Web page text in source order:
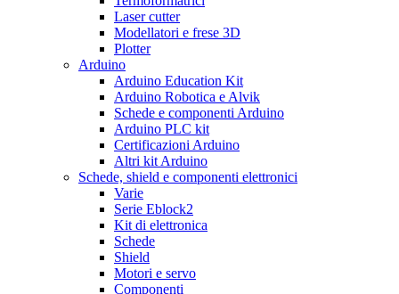
Laser cutter
Modellatori e frese 3D
Plotter
Arduino
Arduino Education Kit
Arduino Robotica e Alvik
Schede e componenti Arduino
Arduino PLC kit
Certificazioni Arduino
Altri kit Arduino
Schede, shield e componenti elettronici
Varie
Serie Eblock2
Kit di elettronica
Schede
Shield
Motori e servo
Componenti